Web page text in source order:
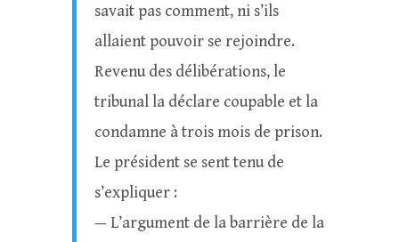
savait pas comment, ni s’ils
allaient pouvoir se rejoindre.
Revenu des délibérations, le
tribunal la déclare coupable et la
condamne à trois mois de prison.
Le président se sent tenu de
s’expliquer :
— L’argument de la barrière de la